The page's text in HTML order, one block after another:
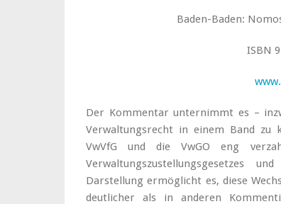
Baden-Baden:
ISBN
Der Kommentar unternimmt es –
Verwaltungsrecht in einem Band zu
VwVfG und die VwGO eng
Verwaltungszustellungsgesetzes
Darstellung ermöglicht es, diese
deutlicher als in anderen